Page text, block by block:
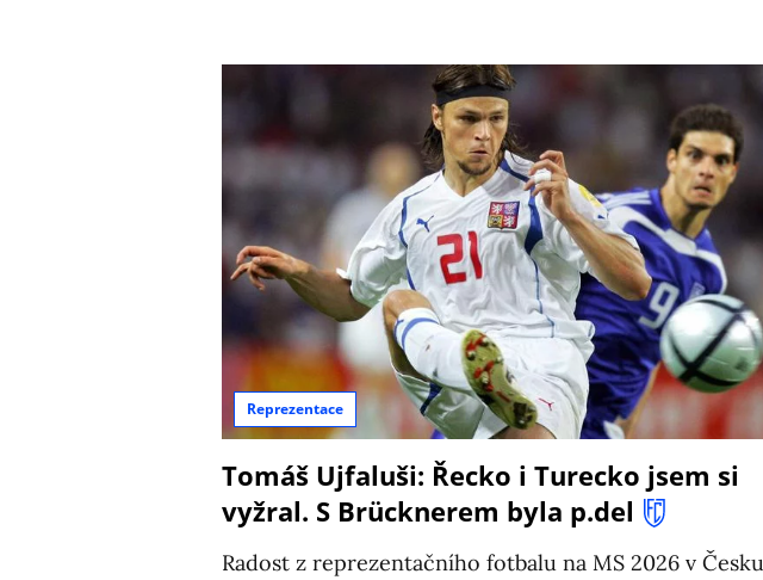
Reprezentace
Tomáš Ujfaluši: Řecko i Turecko jsem si
vyžral. S Brücknerem byla p.del
Radost z reprezentačního fotbalu na MS 2026 v Česku